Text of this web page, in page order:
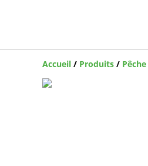
Accueil / Produits / Pêche